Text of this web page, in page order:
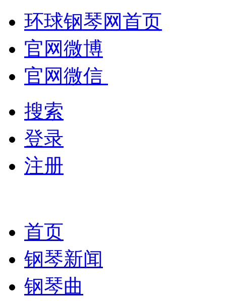
环球钢琴网首页
官网微博
官网微信
搜索
登录
注册
首页
钢琴新闻
钢琴曲